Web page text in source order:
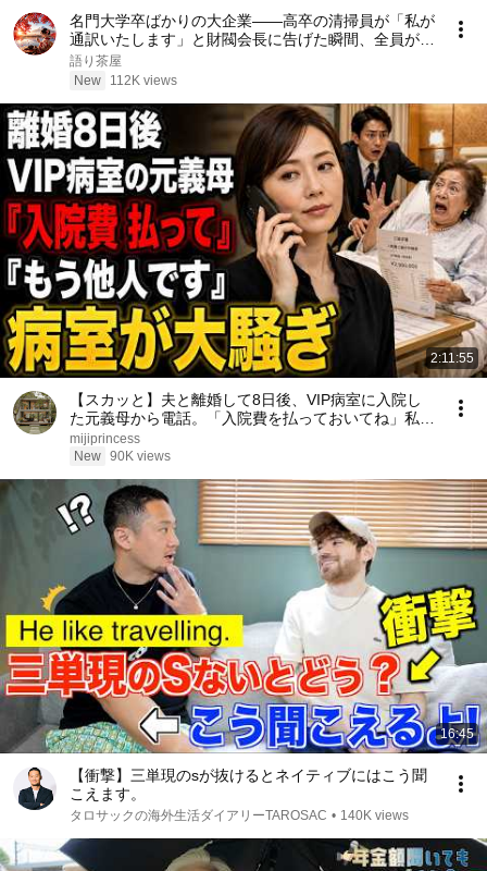
名門大学卒ばかりの大企業――高卒の清掃員が「私が
通訳いたします」と財閥会長に告げた瞬間、全員が嘲
笑した。しかし5分後、その場は静まり返った。#動
エピソード#老後の物語 #家族の物語
語り茶屋
New
112K views
2:11:55
【スカッと】夫と離婚して8日後、VIP病室に入院し
た元義母から電話。「入院費を払っておいてね」私が
「無理です。だって、もう他人ですから」と答えた瞬
間、病室は大騒ぎになった……。
mijiprincess
New 90K views
16:45
【衝撃】三単現のsが抜けるとネイティブにはこう聞
こえます。
タロサックの海外生活ダイアリーTAROSAC • 140K views